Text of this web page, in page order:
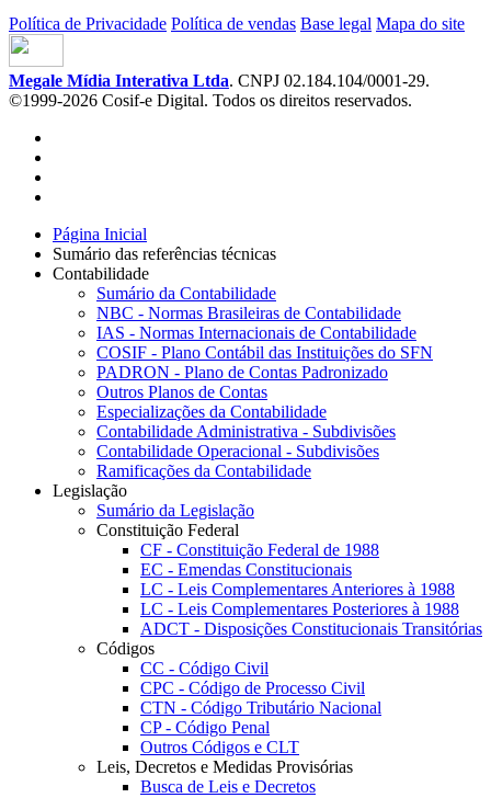
Política de Privacidade Política de vendas Base legal Mapa do site
Megale Mídia Interativa Ltda. CNPJ 02.184.104/0001-29.
©1999-2026 Cosif-e Digital. Todos os direitos reservados.
Página Inicial
Sumário das referências técnicas
Contabilidade
Sumário da Contabilidade
NBC - Normas Brasileiras de Contabilidade
IAS - Normas Internacionais de Contabilidade
COSIF - Plano Contábil das Instituições do SFN
PADRON - Plano de Contas Padronizado
Outros Planos de Contas
Especializações da Contabilidade
Contabilidade Administrativa - Subdivisões
Contabilidade Operacional - Subdivisões
Ramificações da Contabilidade
Legislação
Sumário da Legislação
Constituição Federal
CF - Constituição Federal de 1988
EC - Emendas Constitucionais
LC - Leis Complementares Anteriores à 1988
LC - Leis Complementares Posteriores à 1988
ADCT - Disposições Constitucionais Transitórias
Códigos
CC - Código Civil
CPC - Código de Processo Civil
CTN - Código Tributário Nacional
CP - Código Penal
Outros Códigos e CLT
Leis, Decretos e Medidas Provisórias
Busca de Leis e Decretos